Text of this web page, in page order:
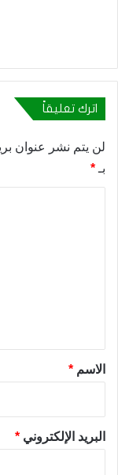
اترك تعليقاً
لن يتم نشر عنوان
بـ *
*الاسم *
البريد الإلكتروني *